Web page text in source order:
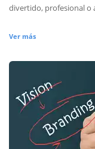
divertido, profesional o
Ver más